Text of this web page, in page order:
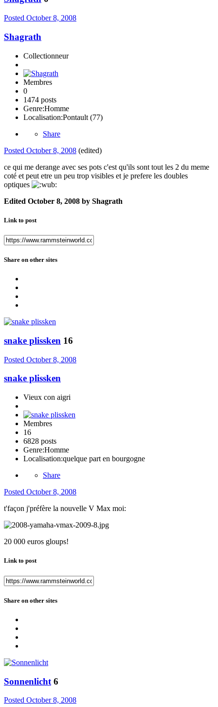
Posted October 8, 2008
Shagrath
Collectionneur
Membres
0
1474 posts
Genre:Homme
Localisation:Pontault (77)
Share
Posted October 8, 2008 (edited)
ce qui me derange avec ses pots c'est qu'ils sont tout les 2 du meme
coté et peut etre un peu trop visibles et je prefere les doubles
optiques
Edited October 8, 2008 by Shagrath
Link to post
Share on other sites
snake plissken 16
Posted October 8, 2008
snake plissken
Vieux con aigri
Membres
16
6828 posts
Genre:Homme
Localisation:quelque part en bourgogne
Share
Posted October 8, 2008
t'façon j'préfère la nouvelle V Max moi:
20 000 euros gloups!
Link to post
Share on other sites
Sonnenlicht 6
Posted October 8, 2008